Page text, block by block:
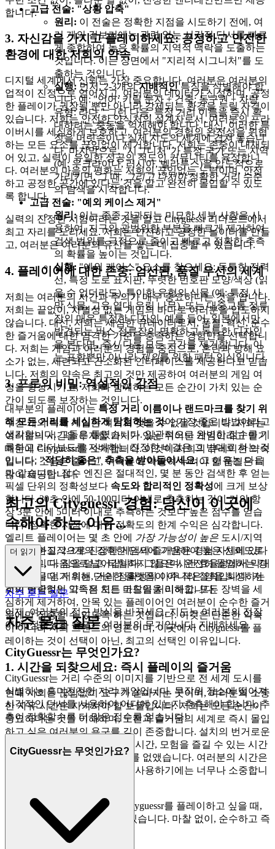
고급 전술: "상황 압축"
원리: 이 전술은 정확한 지점을 시도하기 전에, 여
러 개의 겉보기에는 관련 없는 시각적 단서를 빠르
게 종합하여 높은 확률의 지역적 맥락을 도출하는
것입니다. 이는 장면에서 "지리적 시그니처"를 도
출하는 것입니다.
실행: 먼저, 2-3개의지배적인특징을 식별해야 합
니다: 예: "언어: 키릴 문자 + 건축: 동구권 + 차량
유형: 라다." 그런 다음, 특정 거리 이름을 즉시 확
대하려는 충동을 억제해야 합니다. 대신, 이러한 특
징을 머릿속이나 실제 지도의 세계에 겹쳐 놓습니
다. 마지막으로, "시그니처"가 특정 국가 또는 지역
(예: 우크라이나, 러시아, 벨라루스)을 압도적으로
가리키면, 그 때, 그리고 나서야정확한 거리 수준
의 탐색을 시작합니다.
고급 전술: "예외 케이스 제거"
원리:이는 종종 간과되는 미묘한 세부 사항을 사
용하여, 지구의 광범위한 부분을 빠르게 제거하여
검색 범위를 극적으로 줄이고 빠르고 정확한 추측
의 확률을 높이는 것입니다.
실행: "예외 케이스" 요소를 찾으세요: 독특한 전력
선, 특정 도로 표지판, 뚜렷한 번호판 모양/색상 (읽
을 수 없더라도), 특이한 유형의 식물 (예: 특정 사
막 식물, 고유 열대 우림 나무), 또는 대중교통 정류
장의 매우 특정한 디자인. 예를 들어, 일본에서만
발견되는 버스 정류장의 명확하고 독특한 디자인
을 본다면,즉시다른 모든 국가를 제거합니다. 이
는 포함뿐만 아니라제외를 위한 패턴 인식입니다.
3. 프로의 비밀: 역설적인 강점
대부분의 플레이어는 특정 거리 이름이나 랜드마크를 찾기 위
해 모든 거리를 세심하게 탐험하는 것이 가장 좋은 방법이라고
생각합니다. 그들은 틀렸습니다. 일관적으로 완벽한 점수를 기
록하고 리더보드를 지배하는 진정한 비결은 그 반대로 하는 것
입니다: "적당히 좋은" 추측을 받아들이세요. 그 이유는 다음
과 같습니다: 점수 엔진은 절대적인, 몇 분 동안 검색한 후 얻는
픽셀 단위의 정확성보다 속도와 합리적인 정확성에 크게 보상
합니다. 30초 안에 50-100미터 이내로 추측하는 것이 거의 항
상 3분 안에 5미터 이내로 추측하는 것보다 높은 점수를 얻습
니다. 정확한 지점에 대한 정확도의 한계 수익은 심각합니다.
엘리트 플레이어는 몇 초 안에 가장 가능성이 높은 도시/지역
을 식별하고, 2-3개의 강력한 단서에 기반하여 높은 신뢰도로
추측하고, 다음으로 넘어갑니다. 그들은 시간 효율성에서 막대
한 이득을 얻기 위해, 거리 정확성의 아주 적은 양을 희생하는
것이 궁극적인 고득점 치트 코드임을 이해합니다.
이제, 여러분의 접근 방식을 바꾸세요. 지도는 여러분의 전장
이며, 정확성과 속도는 여러분의 무기입니다. 지배하세요.
합니다.
3. 자신감을 가지고 플레이하세요: 공정하고 안전한
환경에 대한 저희의 약속
디지털 세계에서 신뢰는 가장 중요합니다. 여러분은 여러분의
업적이 진정으로 얻어지고, 여러분의 데이터가 신성하며, 공정
한 플레이가 권장될 뿐만 아니라 강제되는 환경을 누릴 자격이
있습니다. 저희는 안전한 안식처의 설계자로서, 여러분의 프라
이버시를 세심하게 보호하고, 여러분의 경험의 완전성을 위협
하는 모든 요소를 끊임없이 제거합니다. 저희는 존중이 내재되
어 있고, 실력이 유일한 성공의 척도인 커뮤니티를 육성합니
다. 여러분의 마음의 평화는 저희의 끊임없는 노력이며, 안전
하고 공정한 공간에 있다는 것을 알고 완전히 몰입할 수 있도
록 합니다.
실력의 진정한 시험이라는 것을 알고 Cityguessr 리더보드에서
최고 자리를 노리세요. 저희는 안전하고 공정한 놀이터를 만들
고, 여러분은 여러분의 유산을 쌓는 데 집중할 수 있습니다.
4. 플레이어에 대한 존중: 엄선된, 품질 우선의 세계
저희는 여러분의 시간과 주의가 매우 중요하다는 것을 압니다.
저희는 끝없이, 차별성 없는 게임의 바다로 여러분을 압도하지
않습니다. 대신, 저희는 세심한 큐레이터로서, 품질, 혁신, 순수
한 즐거움에 대한 엄격한 기준을 충족하는 경험만을 선택합니
다. 저희는 게임과 여러분의 경험을 중심으로, 혼란과 방해 요
소가 없는, 세련되고 간소화된 인터페이스를 제공한다고 믿습
니다. 저희의 약속은 최고의 것만 제공하여 여러분의 게임 여
정을 향상시키고, 저희와 함께하는 모든 순간이 가치 있는 순
간이 되도록 보장하는 것입니다.
수천 개의 복제 게임은 여기서 찾을 수 없을 것입니다. 저희는
여러분의 시간을 투자할 가치가 있는 뛰어난 게임이라고 믿기
때문에 Cityguessr를 소개합니다. 이것이 저희의 큐레이션 약속
입니다. 소음은 줄이고, 여러분이 마땅히 누려야 할 품질은 더
많이 제공합니다.
최고의 Cityguessr 경험: 당신이 이곳에
속해야 하는 이유...
저희는 본질적으로 진정한 게임의 즐거움은 경험 자체에 있다
고 믿습니다. 짐을 덜고, 타협하지 않으며, 완전히 몰입하는 경
험 말입니다. 저희는 단순한 플랫폼이 아니라 철학입니다. 저
희의 변함없는 약속은 모든 마찰을 처리하고, 모든 장벽을 세
심하게 제거하여, 안목 있는 플레이어인 여러분이 순수한 즐거
움에만 집중할 수 있도록 하는 것입니다. 이것은 단순한 약속
이 아니라 저희 브랜드의 영혼이며, 이곳에서 Cityguessr를 플
레이하는 것이 선택이 아닌, 최고의 선택인 이유입니다.
1. 시간을 되찾으세요: 즉시 플레이의 즐거움
현대 사회는 끊임없이 요구가 쏟아지는 곳이며, 여러분의 소중
한 자유 시간은 지켜져야 할 보물입니다. 저희는 모든 순간이
중요하다는 것을 이해하며, 도전과 즐거움의 세계로 즉시 몰입
하고 싶은 여러분의 욕구를 깊이 존중합니다. 설치의 번거로운
절차, 다운로드의 지루한 대기 시간, 모험을 즐길 수 있는 시간
을 앗아가는 끝없는 업데이트를 없앴습니다. 여러분의 시간은
순수한 플레이 외에 다른 것에 사용하기에는 너무나 소중합니
이것이 저희의 약속입니다. Cityguessr를 플레이하고 싶을 때,
몇 초 안에 게임을 시작할 수 있습니다. 마찰 없이, 순수하고 즉
각적인 즐거움만 남습니다.
더 읽기
자주 묻는 질문
자주 묻는 질문
CityGuessr는 무엇인가요?
CityGuessr는 거리 수준의 이미지를 기반으로 전 세계 도시를
식별하는 흥미진진한 지리 게임입니다. 무작위 장소에 떨어져
시각적인 단서를 사용하여 어디에 있는지 추측해야 합니다. 추
측이 정확할수록 더 많은 점수를 얻습니다!
CityGuessr는 무엇인가요?